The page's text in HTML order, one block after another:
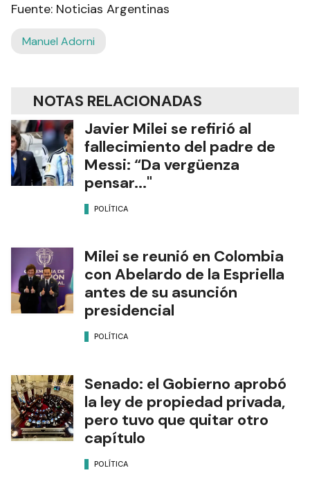
Fuente: Noticias Argentinas
Manuel Adorni
NOTAS RELACIONADAS
Javier Milei se refirió al
fallecimiento del padre de
Messi: “Da vergüenza
pensar..."
POLÍTICA
Milei se reunió en Colombia
con Abelardo de la Espriella
antes de su asunción
presidencial
POLÍTICA
Senado: el Gobierno aprobó
la ley de propiedad privada,
pero tuvo que quitar otro
capítulo
POLÍTICA